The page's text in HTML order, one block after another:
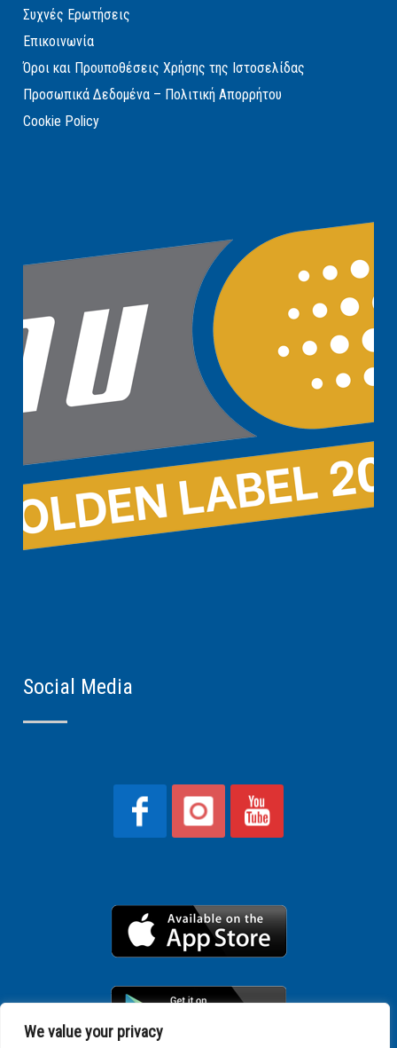
We value your privacy
Συχνές Ερωτήσεις
Επικοινωνία
Όροι και Προυποθέσεις Χρήσης της Ιστοσελίδας
Προσωπικά Δεδομένα – Πολιτική Απορρήτου
Cookie Policy
Social Media